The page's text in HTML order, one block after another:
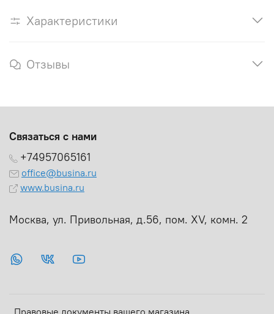
Характеристики
Отзывы
Связаться с нами
+74957065161
office@busina.ru
www.busina.ru
Москва, ул. Привольная, д.56, пом. ХV, комн. 2